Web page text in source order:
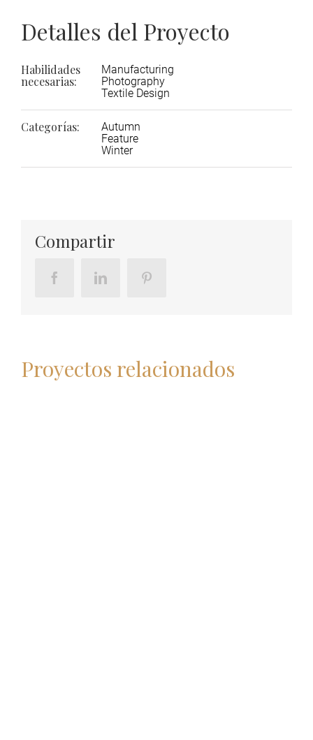
Detalles del Proyecto
Habilidades
necesarias:
Manufacturing
Photography
Textile Design
Categorías:
Autumn
Feature
Winter
Compartir
facebooklinkedin
Proyectos relacionados